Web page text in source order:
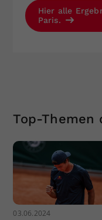
Hier alle
Paris.
Top-Themen
03.06.2024